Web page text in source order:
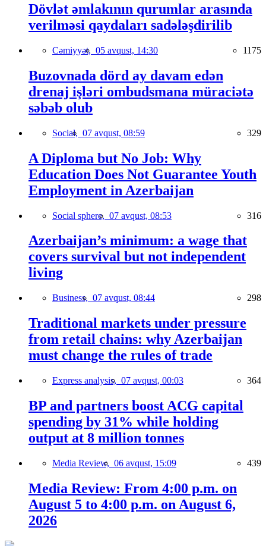
Dövlət əmlakının qurumlar arasında
verilməsi qaydaları sadələşdirilib
Cəmiyyət, 05 avqust, 14:30 1175
Buzovnada dörd ay davam edən
drenaj işləri ombudsmana müraciətə
səbəb olub
Social, 07 avqust, 08:59 329
A Diploma but No Job: Why
Education Does Not Guarantee Youth
Employment in Azerbaijan
Social sphere, 07 avqust, 08:53 316
Azerbaijan’s minimum: a wage that
covers survival but not independent
living
Business, 07 avqust, 08:44 298
Traditional markets under pressure
from retail chains: why Azerbaijan
must change the rules of trade
Express analysis, 07 avqust, 00:03 364
BP and partners boost ACG capital
spending by 31% while holding
output at 8 million tonnes
Media Review, 06 avqust, 15:09 439
Media Review: From 4:00 p.m. on
August 5 to 4:00 p.m. on August 6,
2026